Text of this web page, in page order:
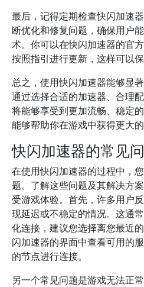
最后，记得定期检查快闪加速
断优化和修复问题，确保用户
术。你可以在快闪加速器的官
按照指引进行更新，这样可以
总之，使用快闪加速器能够显
通过选择合适的加速器、合理
将能够享受到更加流畅、稳定
能够帮助你在游戏中获得更大的
快闪加速器的常见
在使用快闪加速器的过程中，
题。了解这些问题及其解决方
受游戏体验。首先，许多用户
现延迟或不稳定的情况。这通
化连接，建议您选择离您最近
闪加速器的界面中查看可用的
的节点进行连接。
另一个常见问题是游戏无法正